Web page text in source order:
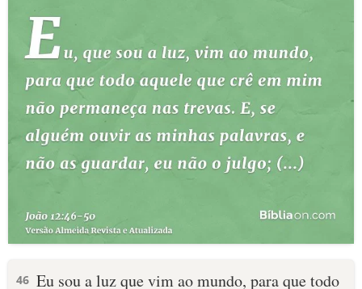
46 Eu sou a luz que vim ao mundo, para que todo